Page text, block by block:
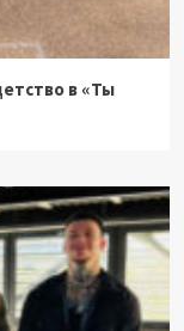
в «Ты